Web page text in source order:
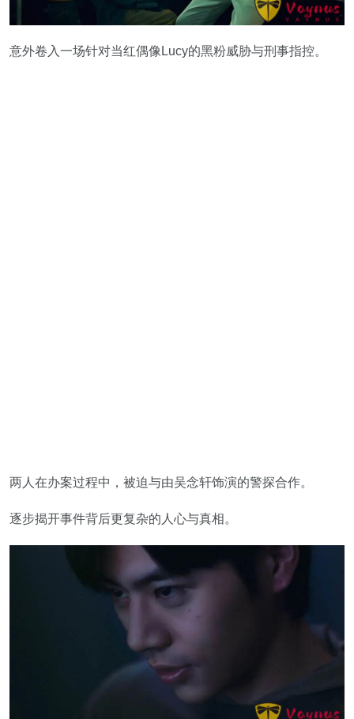
意外卷入一场针对当红偶像Lucy的黑粉威胁与刑事指控。
两人在办案过程中，被迫与由吴念轩饰演的警探合作。
逐步揭开事件背后更复杂的人心与真相。